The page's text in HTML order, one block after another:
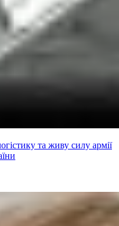
та живу силу армії